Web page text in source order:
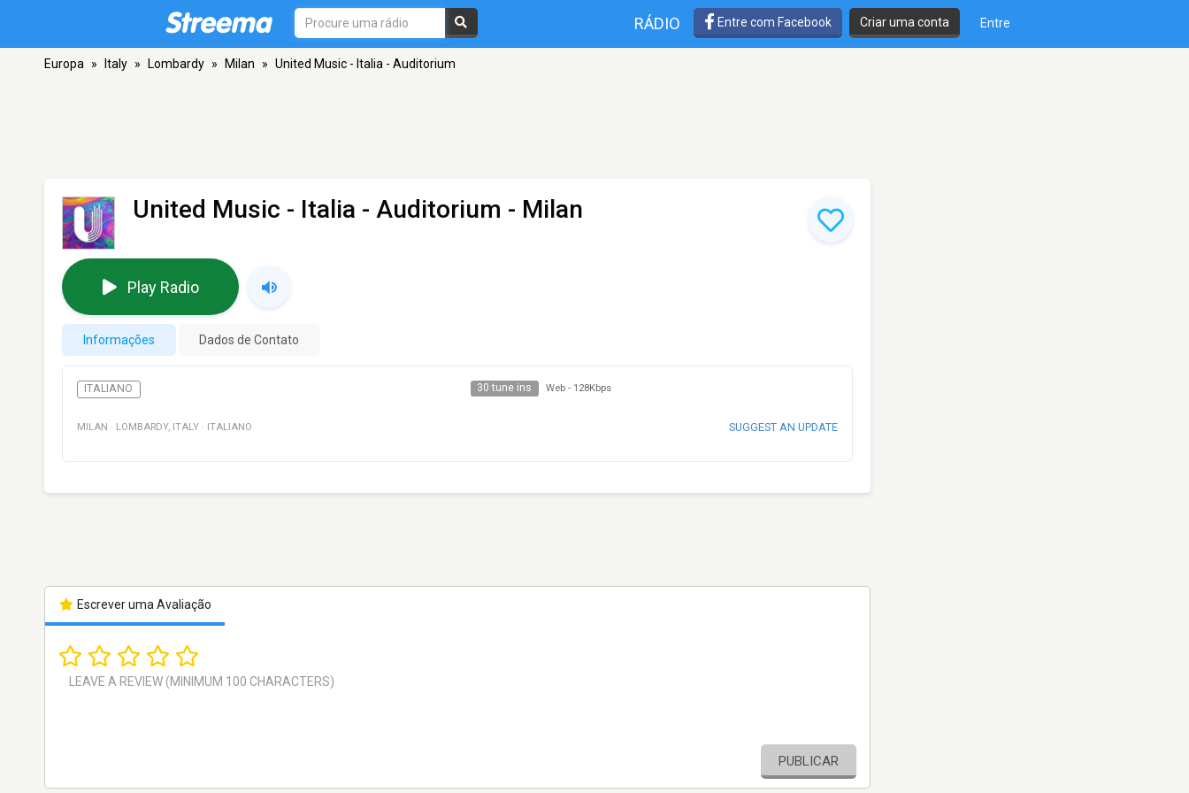
RÁDIO Entre com Facebook Criar uma conta Entre
Europa » Italy » Lombardy » Milan » United Music - Italia - Auditorium
United Music - Italia - Auditorium - Milan
Play Radio
Informações Dados de Contato
ITALIANO 30 tune ins Web - 128Kbps
MILAN · LOMBARDY, ITALY · ITALIANO SUGGEST AN UPDATE
Escrever uma Avaliação
PUBLICAR